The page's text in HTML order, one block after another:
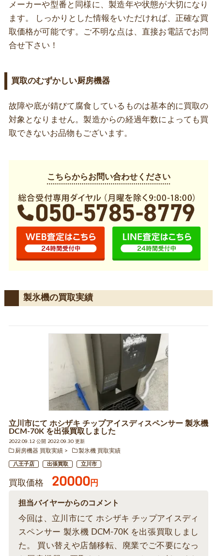
メーカーや型番と同様に、製造年や状態が大切になり
ます。 しっかりとした情報をいただければ、正確な買
取価格が可能です。ご不明な点は、直接お電話でお問
合せ下さい！
買取のむずかしい厨房機器
故障や底が錆びて腐食しているものは基本的に買取の
対象となりません。製造からの経過年数によっても買
取できないお品物もございます。
こちらからお問い合わせください
製氷機の買取実績
立川市にて ホシザキ チップアイスディスペンサー 製氷機
DCM-70K を出張買取しました
2022.09.12 公開 2022.09.30 更新
厨房機器 買取実績
製氷機 買取実績
八王子店 出張買取 立川市
買取価格 20000円
担当バイヤーからのコメント
今回は、立川市にて ホシザキ チップアイスディ
スペンサー 製氷機 DCM-70K を出張買取しまし
た。 買い替えや店舗移転、廃業でご不要になっ